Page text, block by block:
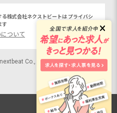
株式会社ネクストビートは プライバシ
す
ついて
Co., Ltd.